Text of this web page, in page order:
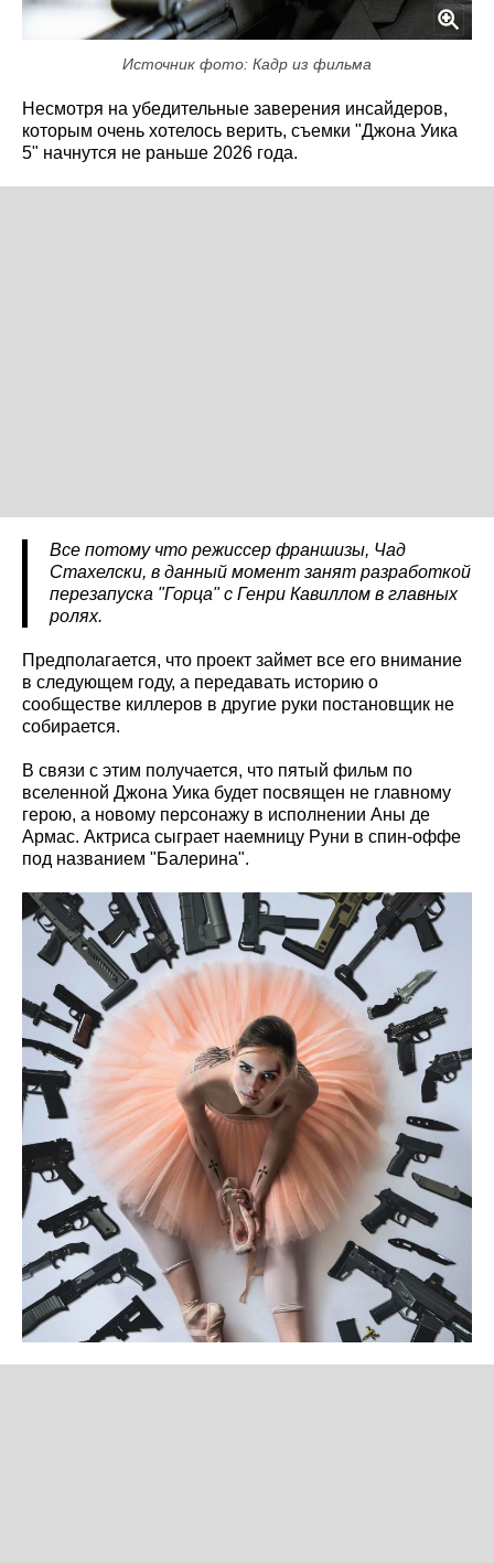
Источник фото: Кадр из фильма
Несмотря на убедительные заверения инсайдеров,
которым очень хотелось верить, съемки "Джона Уика
5" начнутся не раньше 2026 года.
Все потому что режиссер франшизы, Чад
Стахелски, в данный момент занят разработкой
перезапуска "Горца" с Генри Кавиллом в главных
ролях.
Предполагается, что проект займет все его внимание
в следующем году, а передавать историю о
сообществе киллеров в другие руки постановщик не
собирается.
В связи с этим получается, что пятый фильм по
вселенной Джона Уика будет посвящен не главному
герою, а новому персонажу в исполнении Аны де
Армас. Актриса сыграет наемницу Руни в спин-оффе
под названием "Балерина".